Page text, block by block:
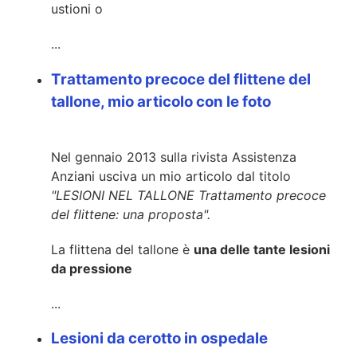
ustioni o
...
Trattamento precoce del flittene del
tallone, mio articolo con le foto
Nel gennaio 2013 sulla rivista Assistenza
Anziani usciva un mio articolo dal titolo
"LESIONI NEL TALLONE Trattamento precoce
del flittene: una proposta".
La flittena del tallone è una delle tante lesioni
da pressione
...
Lesioni da cerotto in ospedale